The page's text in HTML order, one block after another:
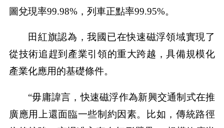
圖兌現率99.98%，列車正點率99.95%。
田紅旗認為，我國已在快速磁浮領域實現了
從技術追趕到產業引領的重大跨越，具備規模化
產業化應用的基礎條件。
“毋庸諱言，快速磁浮作為新興交通制式在推
廣應用上還面臨一些制約因素。比如，傳統路徑